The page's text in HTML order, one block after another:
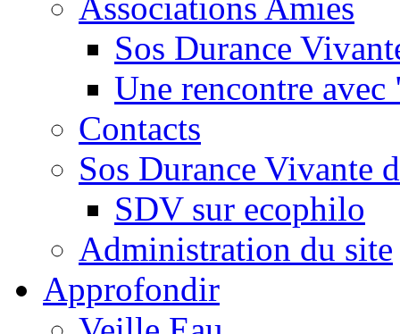
Associations Amies
Sos Durance
Une rencontre
Contacts
Sos Durance Vivante
SDV sur ecophilo
Administration du site
Approfondir